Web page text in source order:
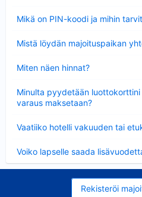
Mikä on PIN-koodi ja mihin
Mistä löydän majoituspaikan
Miten näen hinnat?
Minulta pyydetään
varaus maksetaan?
Vaatiiko hotelli vakuuden tai
Voiko lapselle saada
Rekisteröi